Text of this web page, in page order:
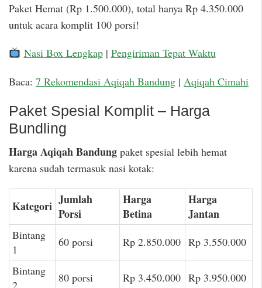
Paket Hemat (Rp 1.500.000), total hanya Rp 4.350.000
untuk acara komplit 100 porsi!
Nasi Box Lengkap| Pengiriman Tepat Waktu
Baca: 7 Rekomendasi Aqiqah Bandung | Aqiqah Cimahi
Paket Spesial Komplit – Harga
Bundling
Harga Aqiqah Bandung paket spesial lebih hemat
karena sudah termasuk nasi kotak:
Kategori Jumlah
Porsi
Harga
Betina
Harga
Jantan
Bintang
1
60 porsi Rp 2.850.000 Rp 3.550.000
Bintang
2
80 porsi Rp 3.450.000 Rp 3.950.000